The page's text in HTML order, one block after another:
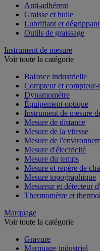
Anti-adhérent
Graisse et huile
Lubrifiant et dégrippant
Outils de graissage
Instrument de mesure
Voir toute la catégorie
Balance industrielle
Compteur et compteur-
Dynamomètre
Équipement optique
Instrument de mesure
Mesure de distance
Mesure de la vitesse
Mesure de
Mesure d'électricité
Mesure du temps
Mesure et repère de
Mesure topographique
Mesureur et détecteur
Thermomètre et
Marquage
Voir toute la catégorie
Gravure
Marquage industriel